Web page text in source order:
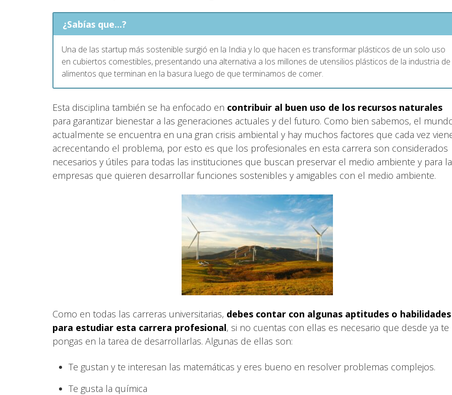
¿Sabías que...?
Una de las startup más sostenible surgió en la India y lo que hacen es transformar plásticos de un solo uso
en cubiertos comestibles, presentando una alternativa a los millones de utensilios plásticos de la industria de
alimentos que terminan en la basura luego de que terminamos de comer.
Esta disciplina también se ha enfocado en contribuir al buen uso de los recursos naturales
para garantizar bienestar a las generaciones actuales y del futuro. Como bien sabemos, el
actualmente se encuentra en una gran crisis ambiental y hay muchos factores que cada vez
acrecentando el problema, por esto es que los profesionales en esta carrera son considerados
necesarios y útiles para todas las instituciones que buscan preservar el medio ambiente y para
empresas que quieren desarrollar funciones sostenibles y amigables con el medio ambiente.
Como en todas las carreras universitarias, debes contar con algunas aptitudes o habilidades
para estudiar esta carrera profesional, si no cuentas con ellas es necesario que desde ya te
pongas en la tarea de desarrollarlas. Algunas de ellas son:
Te gustan y te interesan las matemáticas y eres bueno en resolver problemas complejos.
Te gusta la química